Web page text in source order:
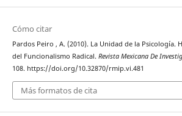
Cómo citar
Pardos Peiro , A. (2010). La Unidad de la Psicología.
del Funcionalismo Radical. Revista Mexicana De
108. https://doi.org/10.32870/rmip.vi.481
Más formatos de cita